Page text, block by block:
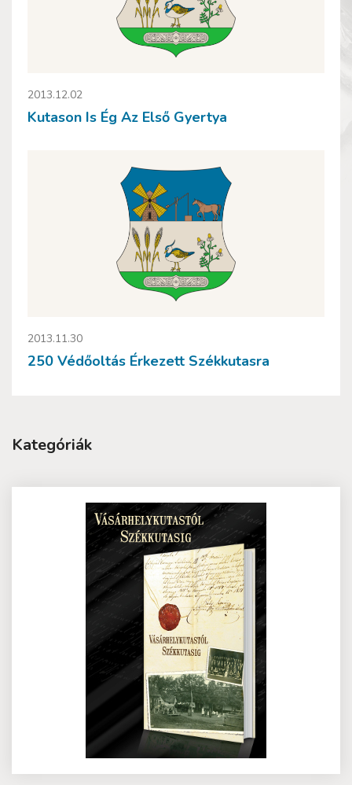
2013.12.02
Kutason Is Ég Az Első Gyertya
2013.11.30
250 Védőoltás Érkezett Székkutasra
Kategóriák